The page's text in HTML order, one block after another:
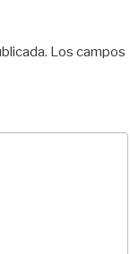
Los campos